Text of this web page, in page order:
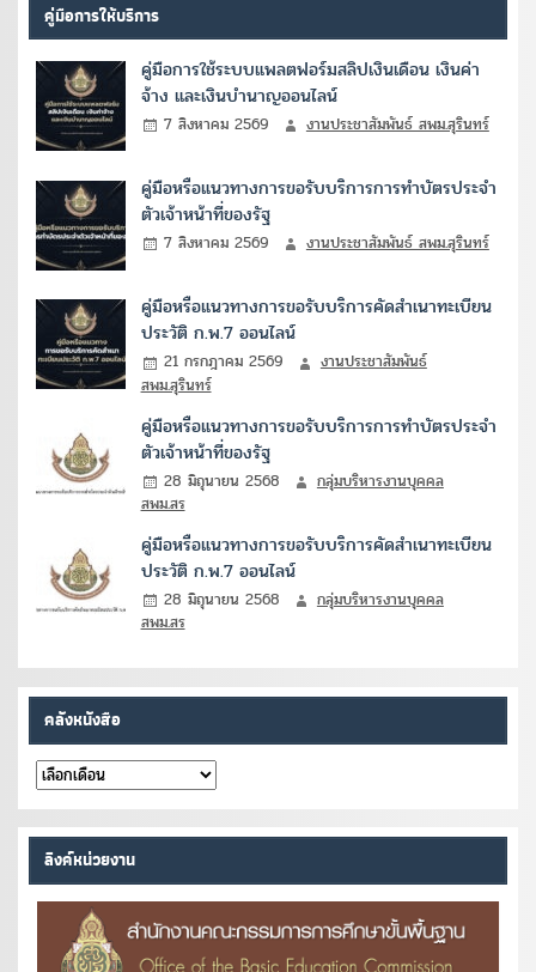
คู่มือการให้บริการ
คู่มือการใช้ระบบแพลตฟอร์มสลิปเงินเดือน เงินค่า
จ้าง และเงินบำนาญออนไลน์
7 สิงหาคม 2569 งานประชาสัมพันธ์ สพม.สุรินทร์
คู่มือหรือแนวทางการขอรับบริการการทำบัตรประจำ
ตัวเจ้าหน้าที่ของรัฐ
7 สิงหาคม 2569 งานประชาสัมพันธ์ สพม.สุรินทร์
คู่มือหรือแนวทางการขอรับบริการคัดสำเนาทะเบียน
ประวัติ ก.พ.7 ออนไลน์
21 กรกฎาคม 2569
งานประชาสัมพันธ์
สพม.สุรินทร์
คู่มือหรือแนวทางการขอรับบริการการทำบัตรประจำ
ตัวเจ้าหน้าที่ของรัฐ
28 มิถุนายน 2568
กลุ่มบริหารงานบุคคล
สพม.สร
คู่มือหรือแนวทางการขอรับบริการคัดสำเนาทะเบียน
ประวัติ ก.พ.7 ออนไลน์
28 มิถุนายน 2568
กลุ่มบริหารงานบุคคล
สพม.สร
คลังหนังสือ
คลัง
หนังสือ
ลิงค์หน่วยงาน